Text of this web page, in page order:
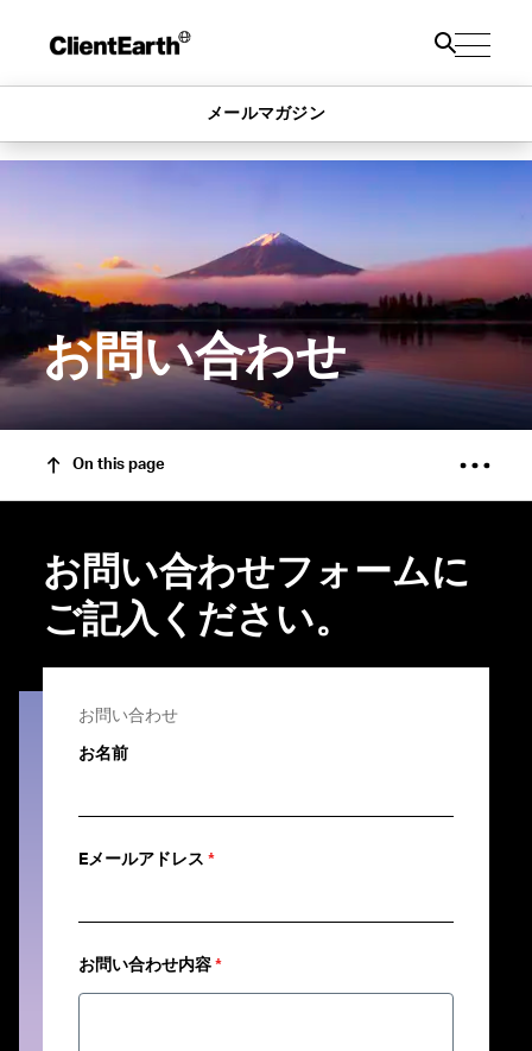
メールマガジン
お問い合わせ
On this page
お問い合わせフォームに
ご記入ください。
お問い合わせ
お名前
Eメールアドレス *
お問い合わせ内容 *